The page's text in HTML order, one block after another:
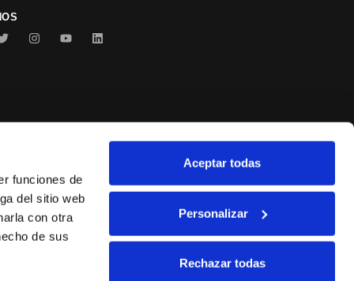
funciones de
del sitio web
con otra
de sus
Aceptar todas
Personalizar
Rechazar todas
Serrats